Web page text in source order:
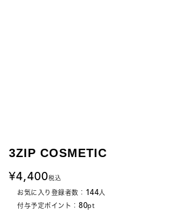
3ZIP COSMETIC
4,400税込
お気に入り登録者数： 144人
付与予定ポイント： 80pt